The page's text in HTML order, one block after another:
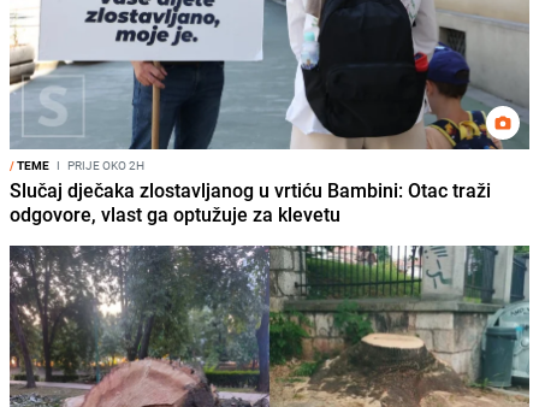
/TEME I PRIJE OKO 2H
Slučaj dječaka zlostavljanog u vrtiću Bambini: Otac traži
odgovore, vlast ga optužuje za klevetu